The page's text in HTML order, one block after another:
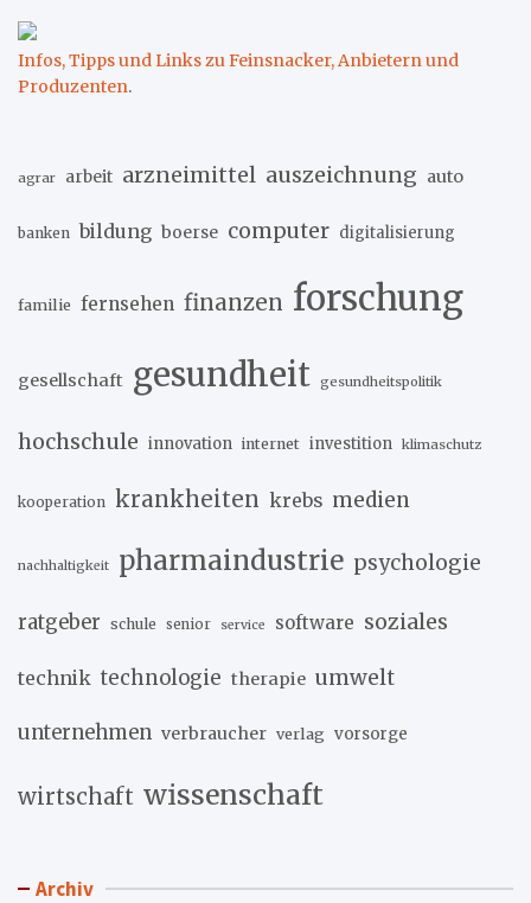
Beiträge
Infos, Tipps und Links zu Feinsnacker, Anbietern und
Produzenten.
agrar arbeit arzneimittel auszeichnung auto
banken bildung boerse computer digitalisierung
familie fernsehen finanzen forschung
gesellschaft gesundheit gesundheitspolitik
hochschule innovation internet investition klimaschutz
kooperation krankheiten krebs medien
nachhaltigkeit pharmaindustrie psychologie
ratgeber schule senior service software soziales
technik technologie therapie umwelt
unternehmen verbraucher verlag vorsorge
wirtschaft wissenschaft
Archiv